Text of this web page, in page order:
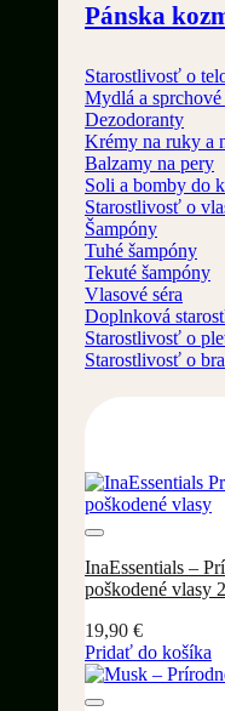
Pánska
Starostlivosť o
Mydlá a
Dezodoranty
Krémy na ruky a
Balzamy na pery
Soli a bomby do
Starostlivosť o
Šampóny
Tuhé šampóny
Tekuté šampóny
Vlasové séra
Doplnková
Starostlivosť o
Starostlivosť o
InaEssentials –
poškodené vlasy
19,90 €
Pridať do košíka